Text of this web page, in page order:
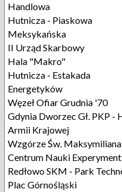
Handlowa
Hutnicza - Piaskowa
Meksykańska
II Urząd Skarbowy
Hala "Makro"
Hutnicza - Estakada
Energetyków
Węzeł Ofiar Grudnia '70
Gdynia Dworzec Gł. PKP -
Armii Krajowej
Wzgórze Św.
Centrum Nauki Experyment
Redłowo SKM - Park
Plac Górnośląski